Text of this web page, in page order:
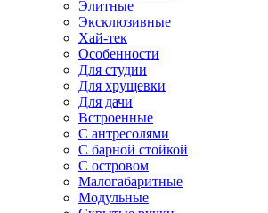
Элитные
Эксклюзивные
Хай-тек
Особенности
Для студии
Для хрущевки
Для дачи
Встроенные
С антресолями
С барной стойкой
С островом
Малогабаритные
Модульные